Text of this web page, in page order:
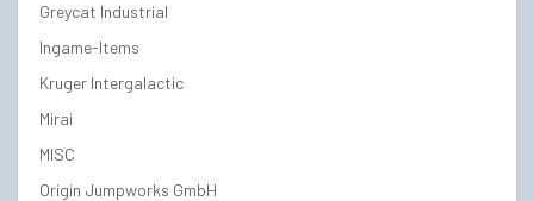
Greycat Industrial
Ingame-Items
Kruger Intergalactic
Mirai
MISC
Origin Jumpworks GmbH